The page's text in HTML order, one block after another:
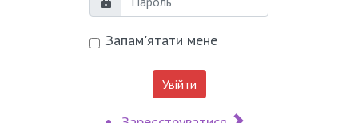
Пароль
Запам'ятати мене
Увійти